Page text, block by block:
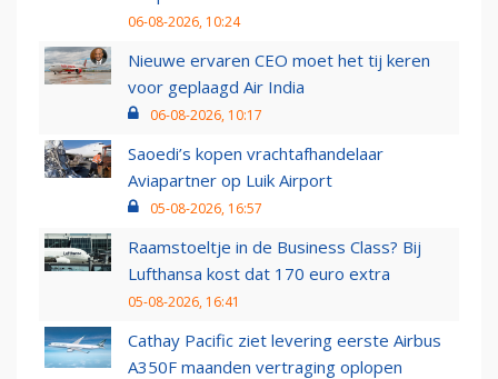
06-08-2026, 10:24
Nieuwe ervaren CEO moet het tij keren
voor geplaagd Air India
06-08-2026, 10:17
Saoedi’s kopen vrachtafhandelaar
Aviapartner op Luik Airport
05-08-2026, 16:57
Raamstoeltje in de Business Class? Bij
Lufthansa kost dat 170 euro extra
05-08-2026, 16:41
Cathay Pacific ziet levering eerste Airbus
A350F maanden vertraging oplopen